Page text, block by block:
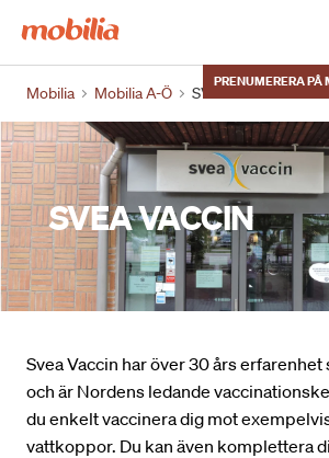
PRENUMERERA PÅ
Mobilia Mobilia A-Ö SVEA VACCIN
SVEA VACCIN
Svea Vaccin har över 30 års
och är Nordens ledande
du enkelt vaccinera dig mot
vattkoppor. Du kan även komplettera